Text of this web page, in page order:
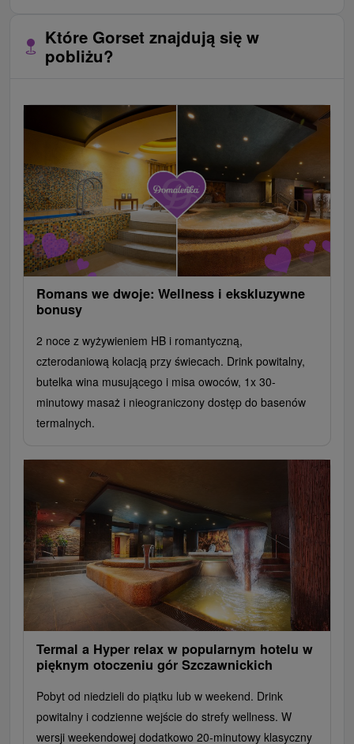
Które Gorset znajdują się w
pobliżu?
Romans we dwoje: Wellness i ekskluzywne
bonusy
2 noce z wyżywieniem HB i romantyczną,
czterodaniową kolacją przy świecach. Drink powitalny,
butelka wina musującego i misa owoców, 1x 30-
minutowy masaż i nieograniczony dostęp do basenów
termalnych.
Termal a Hyper relax w popularnym hotelu w
pięknym otoczeniu gór Szczawnickich
Pobyt od niedzieli do piątku lub w weekend. Drink
powitalny i codzienne wejście do strefy wellness. W
wersji weekendowej dodatkowo 20-minutowy klasyczny